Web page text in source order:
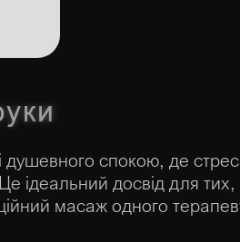
душевного спокою, де стрес
ідеальний досвід для
масаж одного